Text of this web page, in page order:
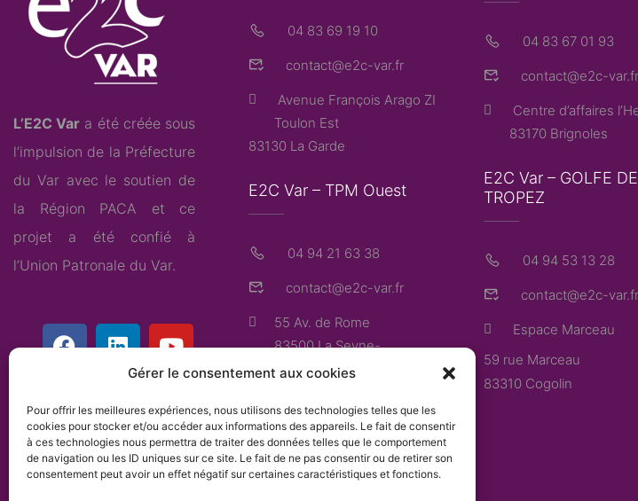
Gérer le consentement aux cookies
Pour offrir les meilleures expériences, nous utilisons des technologies telles que les
cookies pour stocker et/ou accéder aux informations des appareils. Le fait de consentir
à ces technologies nous permettra de traiter des données telles que le comportement
de navigation ou les ID uniques sur ce site. Le fait de ne pas consentir ou de retirer son
consentement peut avoir un effet négatif sur certaines caractéristiques et fonctions.
L’E2C Var a été créée sous
l’impulsion de la Préfecture
du Var avec le soutien de
la Région PACA et ce
projet a été confié à
l’Union Patronale du Var.
04 83 69 19 10
contact@e2c-var.fr
Avenue François Arago ZI
Toulon Est
83130 La Garde
E2C Var – TPM Ouest
04 94 21 63 38
contact@e2c-var.fr
55 Av. de Rome
83500 La Seyne-
sur-Mer
04 83 67 01 93
contact@e2c-var.fr
Centre d’affaires
83170 Brignoles
E2C Var – GOLFE
TROPEZ
04 94 53 13 28
contact@e2c-var.fr
Espace Marceau
59 rue Marceau
83310 Cogolin